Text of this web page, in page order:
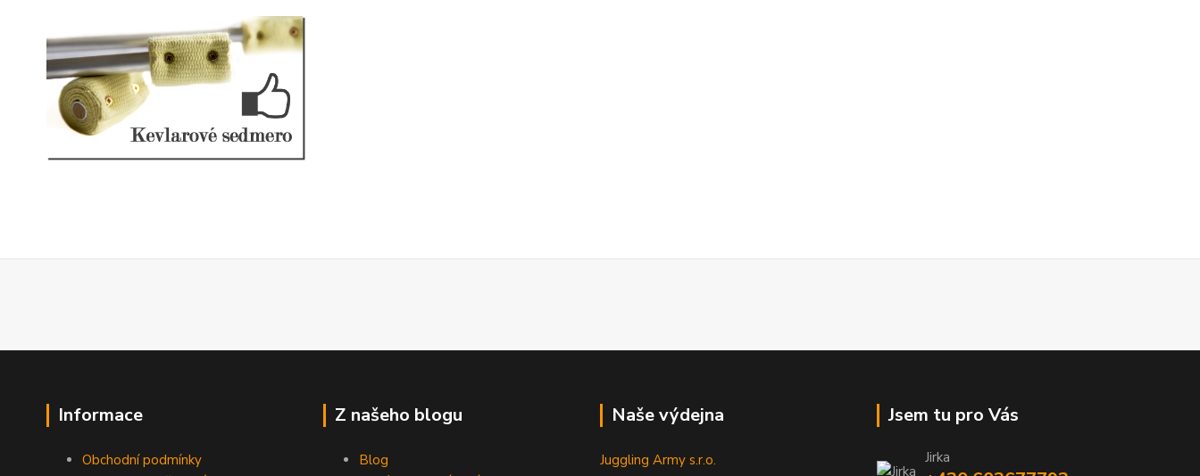
Informace
Obchodní podmínky
Z našeho blogu
Blog
Naše výdejna
Juggling Army s.r.o.
Jsem tu pro Vás
Jirka